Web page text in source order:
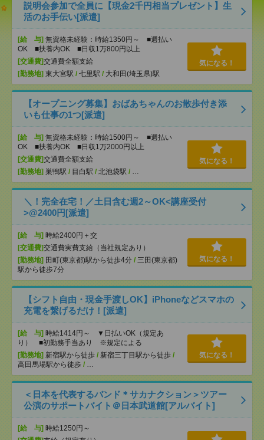
説明会参加で全員に【現金2千円相当プレゼント】生
活のお手伝い[派遣]
[給 与] 無資格未経験：時給1350円～ ■週払い
OK ■扶養内OK ■日収1万800円以上
[交通費]交通費全額支給
[勤務地] 東大宮駅 / 七里駅 / 大和田(埼玉県)駅
気になる！
【オープニング募集】おばあちゃんのお散歩付き添
いも仕事の1つ[派遣]
[給 与] 無資格未経験：時給1500円～ ■週払い
OK ■扶養内OK ■日収1万2000円以上
[交通費]交通費全額支給
[勤務地] 巣鴨駅 / 目白駅 / 北池袋駅 / …
気になる！
＼！完全在宅！／土日含む週2～OK<講座受付
>@2400円[派遣]
[給 与] 時給2400円＋交
[交通費]交通費実費支給（当社規定あり）
[勤務地] 田町(東京都)駅から徒歩4分 / 三田(東京都)
駅から徒歩7分
気になる！
【シフト自由・現金手渡しOK】iPhoneなどスマホの
充電を繋げるだけ！[派遣]
[給 与] 時給1414円～ ▼日払いOK（規定あ
り） ■初勤務手当あり ※規定による
[勤務地] 新宿駅から徒歩 / 新宿三丁目駅から徒歩 /
高田馬場駅から徒歩 / …
気になる！
＜日本を代表するバンド＊サカナクション＞ツアー
公演のサポートバイト＠日本武道館[アルバイト]
[給 与] 時給1250円～